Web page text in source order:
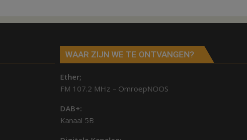
WAAR ZIJN WE TE ONTVANGEN?
Ether;
FM 107.2 MHz – OmroepNOOS
DAB+:
Kanaal 5B